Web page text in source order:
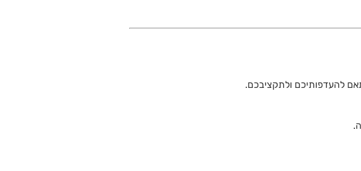
להעדפותיכם ולתקציבכם.